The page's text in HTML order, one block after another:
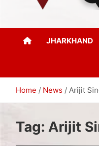
The
JHARKHAND
Home News Arijit
Tag: Arijit